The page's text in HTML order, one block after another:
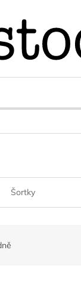
Šortky